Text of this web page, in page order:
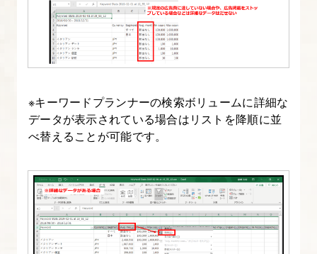
※キーワードプランナーの検索ボリュームに詳細な
データが表示されている場合はリストを降順に並
べ替えることが可能です。